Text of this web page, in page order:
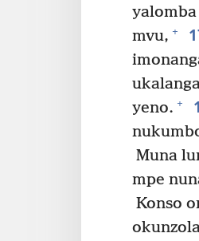
mvu, +
yeno. +
Muna
mpe
Konso